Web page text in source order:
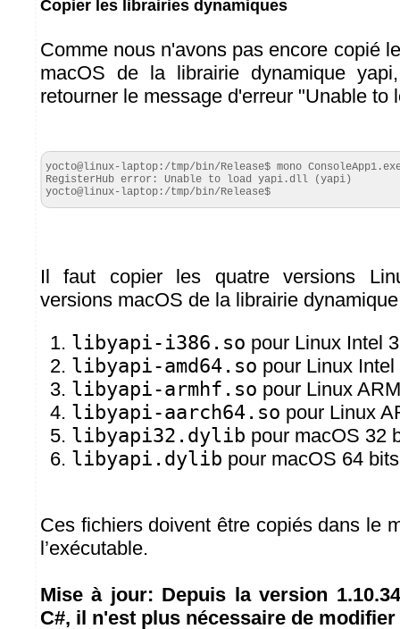
Copier les librairies dynamiques
Comme nous n'avons pas encore copié
macOS de la librairie dynamique
retourner le message d'erreur "Unable to
yocto@linux-laptop:/tmp/bin/Release$ mono
RegisterHub error: Unable to load yapi.dll (yapi)
yocto@linux-laptop:/tmp/bin/Release$
Il faut copier les quatre versions
versions macOS de la librairie
libyapi-i386.so pour Linux Intel
libyapi-amd64.so pour Linux
libyapi-armhf.so pour Linux
libyapi-aarch64.so pour Linux
libyapi32.dylib pour macOS 32
libyapi.dylib pour macOS 64 bits
Ces fichiers doivent être copiés dans le
l’exécutable.
Mise à jour: Depuis la version
C#, il n'est plus nécessaire de